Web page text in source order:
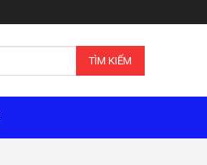
TÌM KIẾM